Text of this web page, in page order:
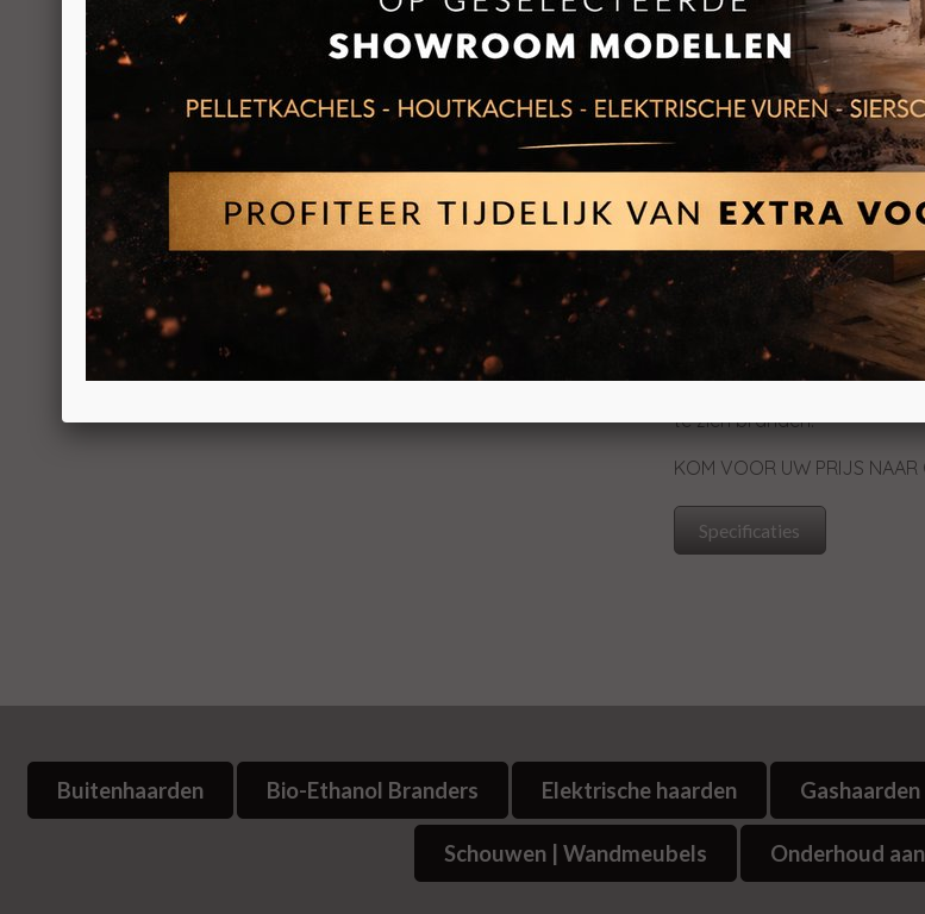
Door een speciale coating
vuurzicht doordat het lijkt of
Bijna Frameloos
Deze nieuwe Maestro
Een plateau kan hierdoor
De DRU Maestro
Benieuwd naar de
onze showroom in Breda.
Helaas hebben wij de DRU
Breda.
te zien branden.
KOM VOOR UW PRIJS NAAR
Specificaties
Buitenhaarden Bio-Ethanol Branders Elektrische haarden Gashaarden
Schouwen | Wandmeubels Onderhoud